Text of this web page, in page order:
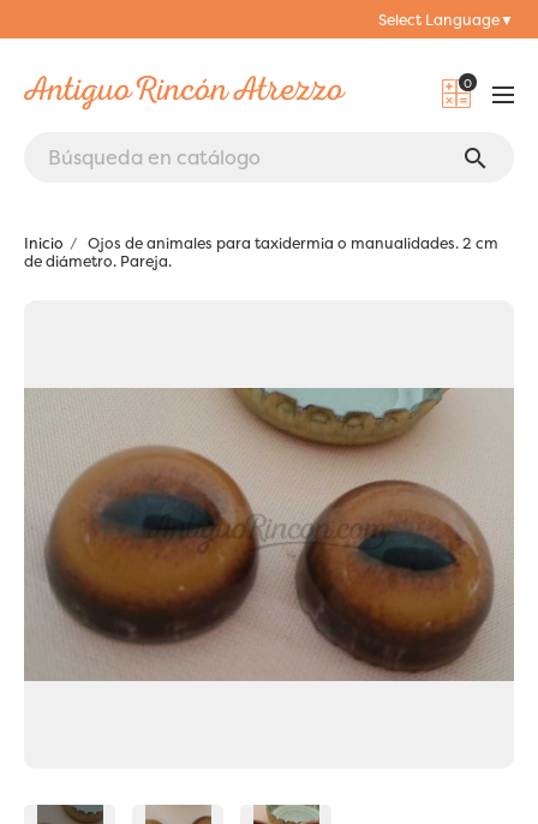
Select Language▼
0
search
Inicio
Ojos de animales para taxidermia o manualidades. 2 cm
de diámetro. Pareja.